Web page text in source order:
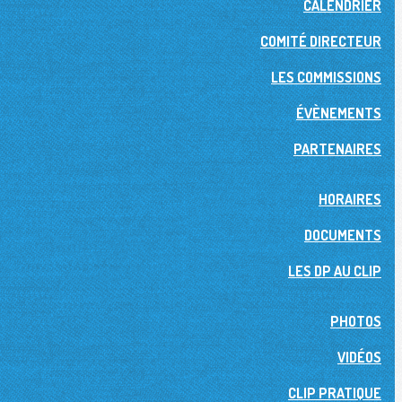
CALENDRIER
COMITÉ DIRECTEUR
LES COMMISSIONS
ÉVÈNEMENTS
PARTENAIRES
HORAIRES
DOCUMENTS
LES DP AU CLIP
PHOTOS
VIDÉOS
CLIP PRATIQUE